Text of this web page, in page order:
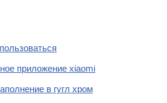
приложение xiaomi
в гугл хром